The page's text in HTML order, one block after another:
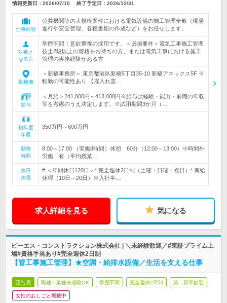
情報更新日：2026/07/10 終了予定日： 2026/12/31
仕事内容
公共機関等の大規模案件における電気設備の施工管理全般（現場
進行や安全管理、各種書類の作成など）をお任せします。
対象と
なる方
学歴不問！意欲重視の採用です。＜必須要件＞電気工事施工管理
技士2級以上の資格をお持ちの方、または電気工事における施工
管理の実務経験がある方
勤務地
＜新橋事務所＞ 東京都港区新橋5丁目35-10 新橋アネックス5F ※
転勤の可能性あり 【雇入れ直…
給与
＜月給＞241,000円～413,000円※給与は経験・能力・前職の年収
等を考慮のうえ決定します。※試用期間3か月（…
初年度
年収
350万円～600万円
勤務
時間
8:00～17:00 （実働8時間）休憩 60分（12:00～13:00）※時間外
労働：有（平均残業…
休日
休暇
# ＜年間休日120日＞* 完全週休2日制（土曜・日曜・祝日）* 有給
休暇（10日～20日）※入社半…
求人詳細を見る 気になる
ピーエス・コンストラクション株式会社 | ＼未経験歓迎／#東証プライム上
場#資格手当あり#完全週休2日制
【管工事施工管理】★空調・給排水設備／生活を支える仕事
正社員 職種・業種未経験OK 学歴不問 完全週休2日制 第二新卒歓迎
女性のおしごと掲載中